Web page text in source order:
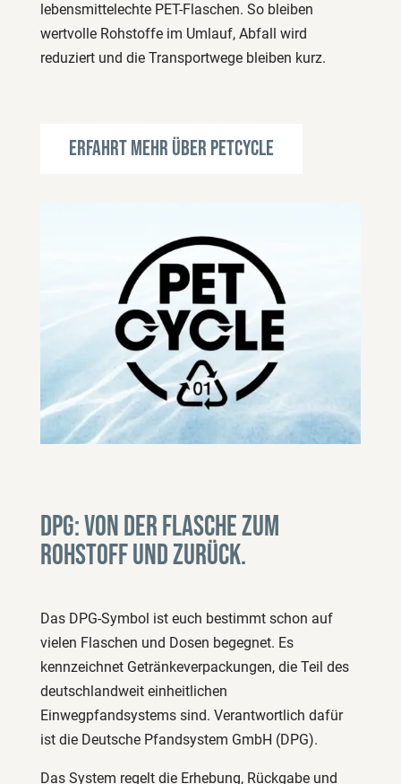
lebensmittelechte PET-Flaschen. So bleiben
wertvolle Rohstoffe im Umlauf, Abfall wird
reduziert und die Transportwege bleiben kurz.
Erfahrt mehr über PETCYCLE
DPG: Von der Flasche zum
Rohstoff und zurück.
Das DPG-Symbol ist euch bestimmt schon auf
vielen Flaschen und Dosen begegnet. Es
kennzeichnet Getränkeverpackungen, die Teil des
deutschlandweit einheitlichen
Einwegpfandsystems sind. Verantwortlich dafür
ist die Deutsche Pfandsystem GmbH (DPG).
Das System regelt die Erhebung, Rückgabe und